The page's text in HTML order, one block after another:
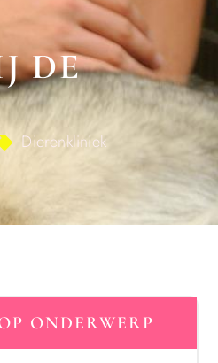
DE
Dierenkliniek
ONDERWERP